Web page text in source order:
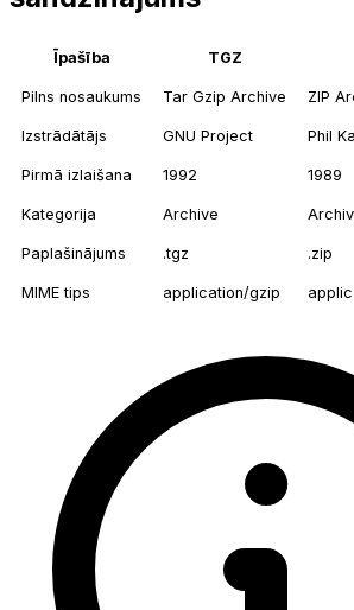
Īpašība TGZ
Pilns nosaukums Tar Gzip Archive ZIP
Izstrādātājs GNU Project Phil
Pirmā izlaišana 1992 1989
Kategorija Archive
Paplašinājums .tgz .zip
MIME tips application/gzip